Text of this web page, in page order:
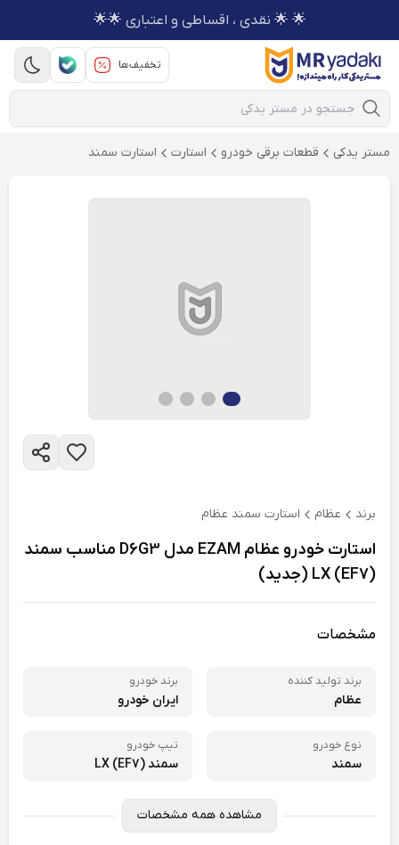
🌟 🌟 نقدی ، اقساطی و اعتباری 🌟🌟
تخفیف‌ها
Mobile Search
مستر یدکی قطعات برقی خودرو استارت استارت سمند
برند عظام استارت سمند عظام
استارت خودرو عظام EZAM مدل D6G3 مناسب سمند
LX (EF7) (جدید)
مشخصات
برند تولید کننده
عظام
برند خودرو
ایران خودرو
نوع خودرو
سمند
تیپ خودرو
سمند (EF7) LX
مشاهده همه مشخصات